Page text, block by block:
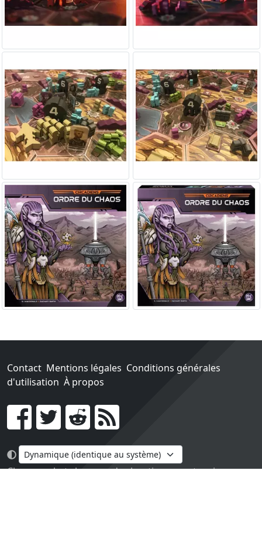
Contact Mentions légales Conditions générales
d'utilisation À propos
Go !
Chaque achat chez une des boutiques partenaires nous